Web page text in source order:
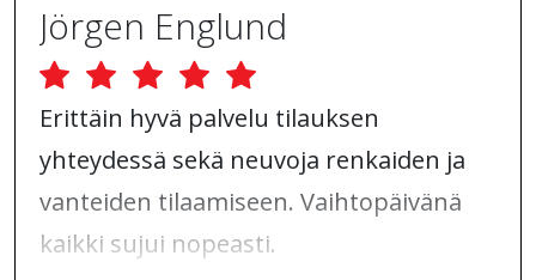
Jörgen Englund
Erittäin hyvä palvelu tilauksen
yhteydessä sekä neuvoja renkaiden ja
vanteiden tilaamiseen. Vaihtopäivänä
kaikki sujui nopeasti.